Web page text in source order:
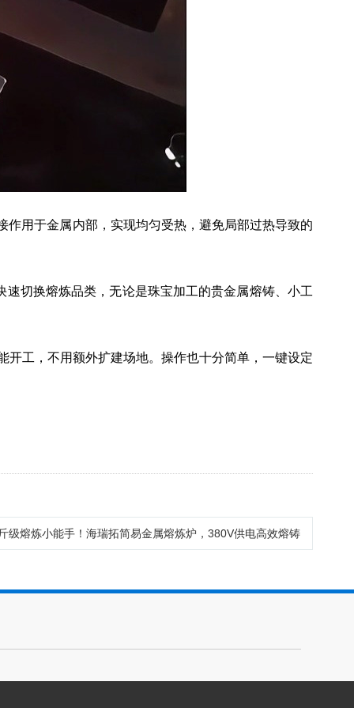
用于金属内部，实现均匀受热，避免局部过热导致的
切换熔炼品类，无论是珠宝加工的贵金属熔铸、小工
工，不用额外扩建场地。操作也十分简单，一键设定
级熔炼小能手！海瑞拓简易金属熔炼炉，380V供电高效熔铸